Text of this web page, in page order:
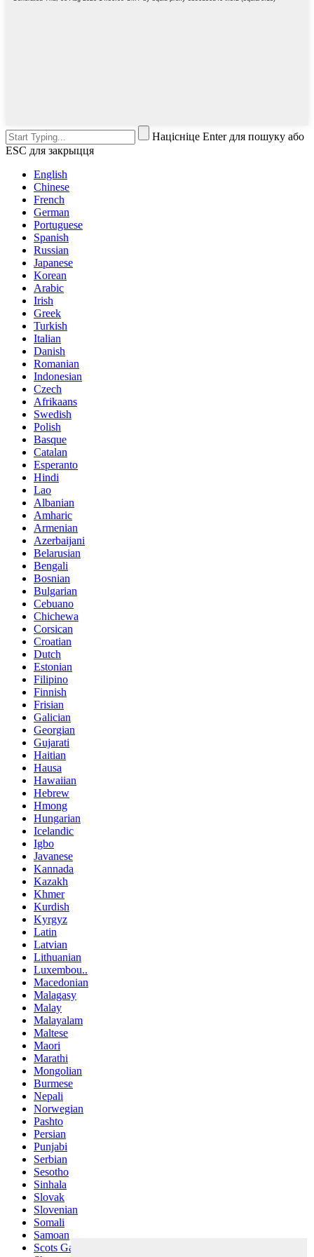
Націсніце Enter для пошуку або
ESC для закрыцця
English
Chinese
French
German
Portuguese
Spanish
Russian
Japanese
Korean
Arabic
Irish
Greek
Turkish
Italian
Danish
Romanian
Indonesian
Czech
Afrikaans
Swedish
Polish
Basque
Catalan
Esperanto
Hindi
Lao
Albanian
Amharic
Armenian
Azerbaijani
Belarusian
Bengali
Bosnian
Bulgarian
Cebuano
Chichewa
Corsican
Croatian
Dutch
Estonian
Filipino
Finnish
Frisian
Galician
Georgian
Gujarati
Haitian
Hausa
Hawaiian
Hebrew
Hmong
Hungarian
Icelandic
Igbo
Javanese
Kannada
Kazakh
Khmer
Kurdish
Kyrgyz
Latin
Latvian
Lithuanian
Luxembou..
Macedonian
Malagasy
Malay
Malayalam
Maltese
Maori
Marathi
Mongolian
Burmese
Nepali
Norwegian
Pashto
Persian
Punjabi
Serbian
Sesotho
Sinhala
Slovak
Slovenian
Somali
Samoan
Scots Gaelic